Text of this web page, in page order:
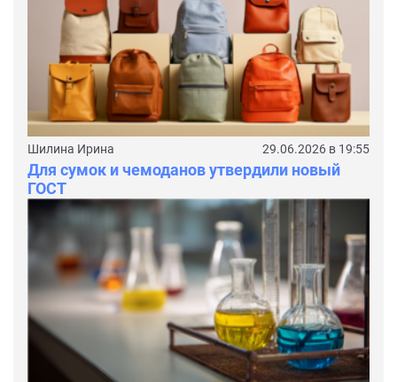
Шилина Ирина 29.06.2026 в 19:55
Для сумок и чемоданов утвердили новый
ГОСТ